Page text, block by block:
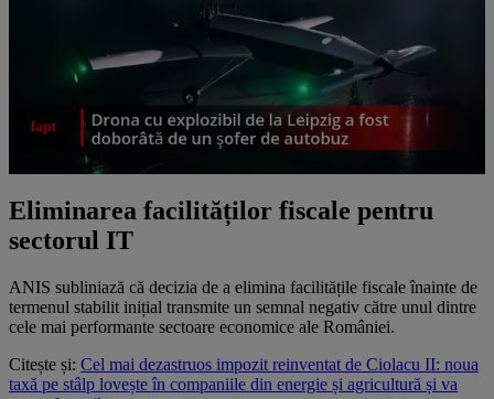
Eliminarea facilităților fiscale pentru
sectorul IT
ANIS subliniază că decizia de a elimina facilitățile fiscale înainte de
termenul stabilit inițial transmite un semnal negativ către unul dintre
cele mai performante sectoare economice ale României.
Citește și: Cel mai dezastruos impozit reinventat de Ciolacu II: noua
taxă pe stâlp lovește în companiile din energie și agricultură și va